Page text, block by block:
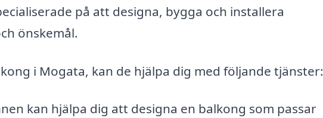
på att designa, bygga och installera
önskemål.
i Mogata, kan de hjälpa dig med följande tjänster:
kan hjälpa dig att designa en balkong som passar